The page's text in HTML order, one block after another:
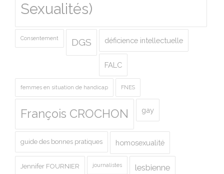
Sexualités)
Consentement DGS déficience intellectuelle
FALC
femmes en situation de handicap FNES
François CROCHON gay
guide des bonnes pratiques homosexualité
Jennifer FOURNIER journalistes lesbienne